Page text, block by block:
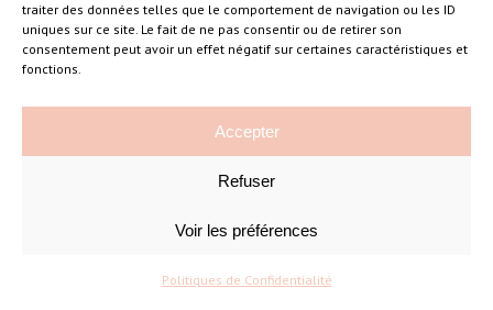
traiter des données telles que le comportement de navigation ou les ID
uniques sur ce site. Le fait de ne pas consentir ou de retirer son
consentement peut avoir un effet négatif sur certaines caractéristiques et
fonctions.
Accepter
Refuser
Voir les préférences
Politiques de Confidentialité
Amélie Cousineau Photographe
©Amelie Cousineau Photographe